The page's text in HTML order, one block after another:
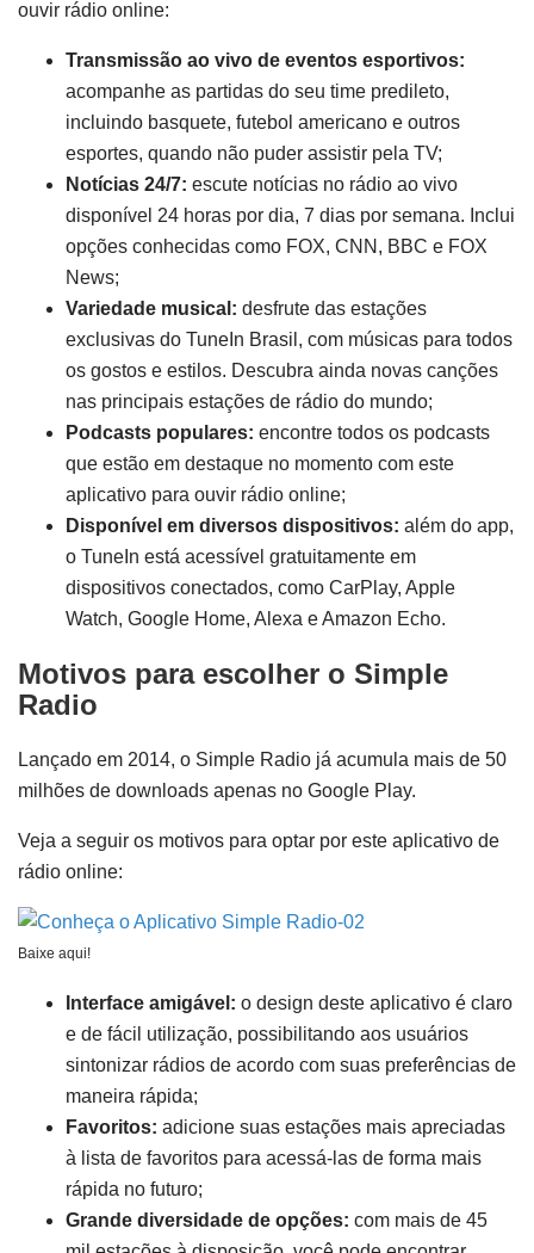
ouvir rádio online:
Transmissão ao vivo de eventos esportivos:
acompanhe as partidas do seu time predileto,
incluindo basquete, futebol americano e outros
esportes, quando não puder assistir pela TV;
Notícias 24/7: escute notícias no rádio ao vivo
disponível 24 horas por dia, 7 dias por semana. Inclui
opções conhecidas como FOX, CNN, BBC e FOX
News;
Variedade musical: desfrute das estações
exclusivas do TuneIn Brasil, com músicas para todos
os gostos e estilos. Descubra ainda novas canções
nas principais estações de rádio do mundo;
Podcasts populares: encontre todos os podcasts
que estão em destaque no momento com este
aplicativo para ouvir rádio online;
Disponível em diversos dispositivos: além do app,
o TuneIn está acessível gratuitamente em
dispositivos conectados, como CarPlay, Apple
Watch, Google Home, Alexa e Amazon Echo.
Motivos para escolher o Simple
Radio
Lançado em 2014, o Simple Radio já acumula mais de 50
milhões de downloads apenas no Google Play.
Veja a seguir os motivos para optar por este aplicativo de
rádio online:
Baixe aqui!
Interface amigável: o design deste aplicativo é claro
e de fácil utilização, possibilitando aos usuários
sintonizar rádios de acordo com suas preferências de
maneira rápida;
Favoritos: adicione suas estações mais apreciadas
à lista de favoritos para acessá-las de forma mais
rápida no futuro;
Grande diversidade de opções: com mais de 45